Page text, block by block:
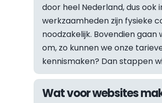
door heel Nederland, dus ook
werkzaamheden zijn fysieke
noodzakelijk. Bovendien
om, zo kunnen we onze
kennismaken? Dan stappen
Wat voor websites